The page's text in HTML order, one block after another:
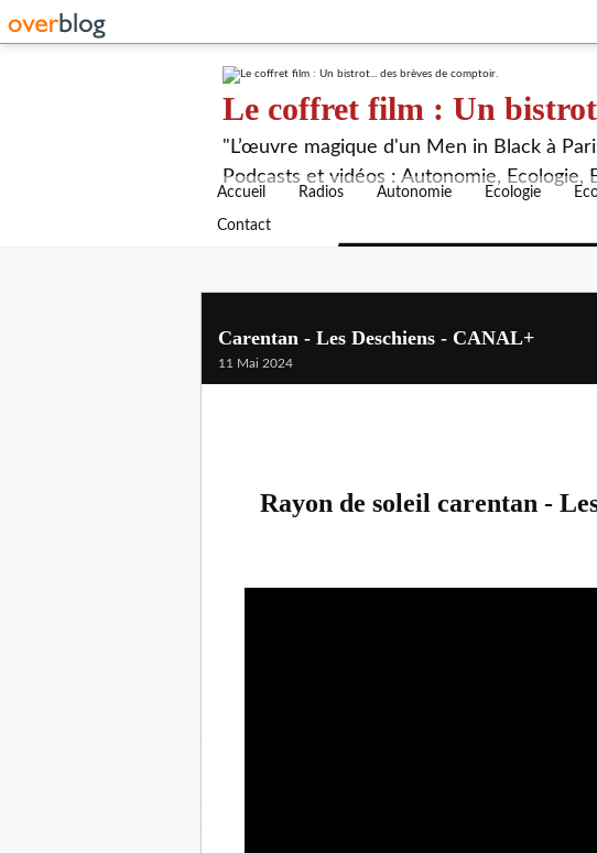
Le coffret film : Un
"L’œuvre magique d'un Men in Black à
Podcasts et vidéos : Autonomie, Ecologie,
Accueil Radios Autonomie Ecologie
Contact
Carentan - Les Deschiens - CANAL+
11 Mai 2024
Rayon de soleil carentan -